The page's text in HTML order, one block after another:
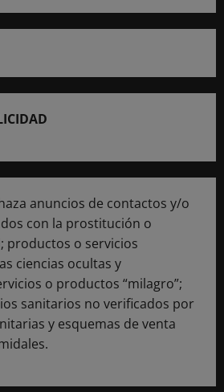
anuncios de contactos y/o
con la prostitución o
productos o servicios
ciencias ocultas y
o productos “milagro”;
sanitarios no verificados por
y esquemas de venta